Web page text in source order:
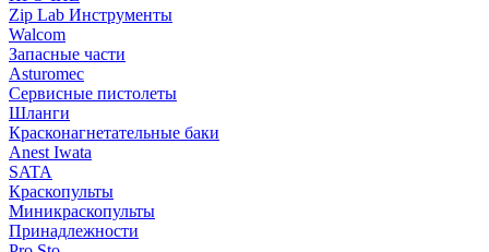
Zip Lab Инструменты
Walсom
Запасные части
Asturomec
Сервисные пистолеты
Шланги
Красконагнетательные баки
Anest Iwata
SATA
Краскопульты
Миникраскопульты
Принадлежности